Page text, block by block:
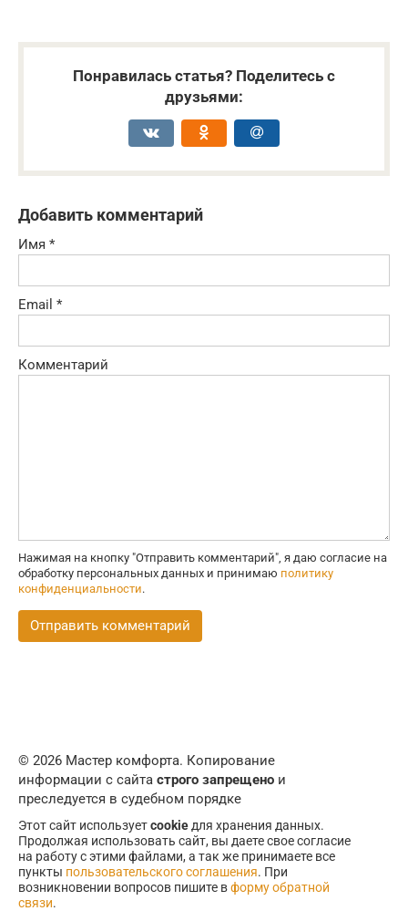
Понравилась статья? Поделитесь с
друзьями:
Добавить комментарий
Имя *
Email *
Комментарий
Нажимая на кнопку "Отправить комментарий", я даю согласие на
обработку персональных данных и принимаю политику
конфиденциальности.
© 2026 Мастер комфорта. Копирование
информации с сайта строго запрещено и
преследуется в судебном порядке
Этот сайт используетcookie для хранения данных.
Продолжая использовать сайт, вы даете свое согласие
на работу с этими файлами, а так же принимаете все
пункты пользовательского соглашения. При
возникновении вопросов пишите вформу обратной
связи.